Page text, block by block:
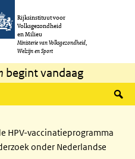
Rijksinstituut voor
Volksgezondheid
en Milieu
Ministerie van Volksgezondheid,
Welzijn en Sport
begint vandaag
HPV-vaccinatieprogramma
onder Nederlandse